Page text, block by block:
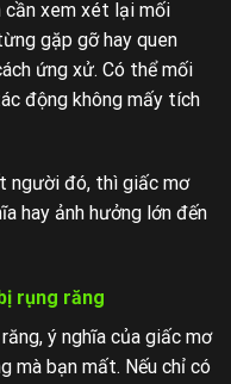
cần xem xét lại mối
gặp gỡ hay quen
ứng xử. Có thể mối
động không mấy tích
người đó, thì giấc mơ
hay ảnh hưởng lớn đến
rụng răng
ý nghĩa của giấc mơ
mà bạn mất. Nếu chỉ có